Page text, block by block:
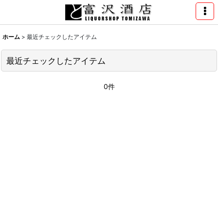
ホーム > 最近チェックしたアイテム
最近チェックしたアイテム
0件